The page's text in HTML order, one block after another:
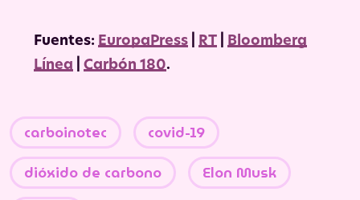
Fuentes: EuropaPress RT
Bloomberg
Línea
Carbón 180.
carboinotec
covid-19
dióxido de carbono
Elon Musk